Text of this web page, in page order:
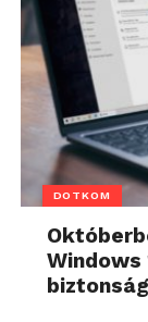
DOTKOM
Windows